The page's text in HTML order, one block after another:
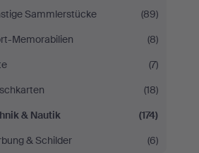
Sammlerstücke
(89)
Memorabilien
(8)
(7)
(18)
& Nautik
(174)
& Schilder
(6)